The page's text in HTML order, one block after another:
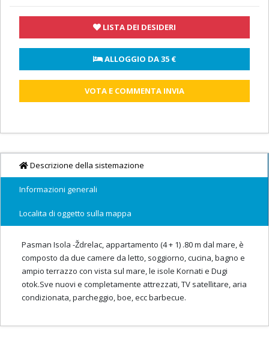
LISTA DEI DESIDERI
ALLOGGIO DA 35 €
VOTA E COMMENTA INVIA
Descrizione della sistemazione
Informazioni generali
Localita di oggetto sulla mappa
Pasman Isola -Ždrelac, appartamento (4 + 1) .80 m dal mare, è
composto da due camere da letto, soggiorno, cucina, bagno e
ampio terrazzo con vista sul mare, le isole Kornati e Dugi
otok.Sve nuovi e completamente attrezzati, TV satellitare, aria
condizionata, parcheggio, boe, ecc barbecue.